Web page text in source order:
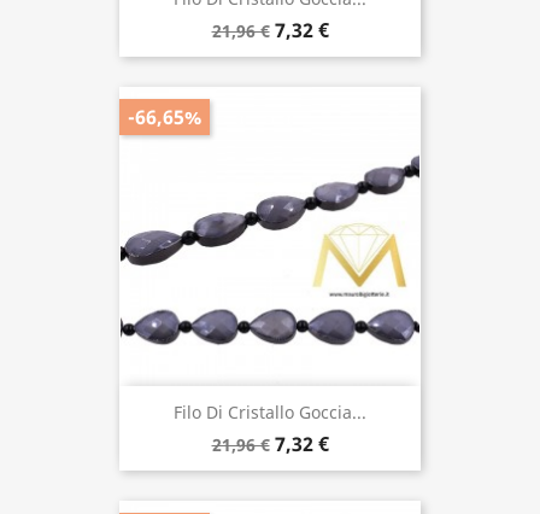
21,96 € 7,32 €
Filo Di Cristallo Goccia...
21,96 € 7,32 €
-66,65%